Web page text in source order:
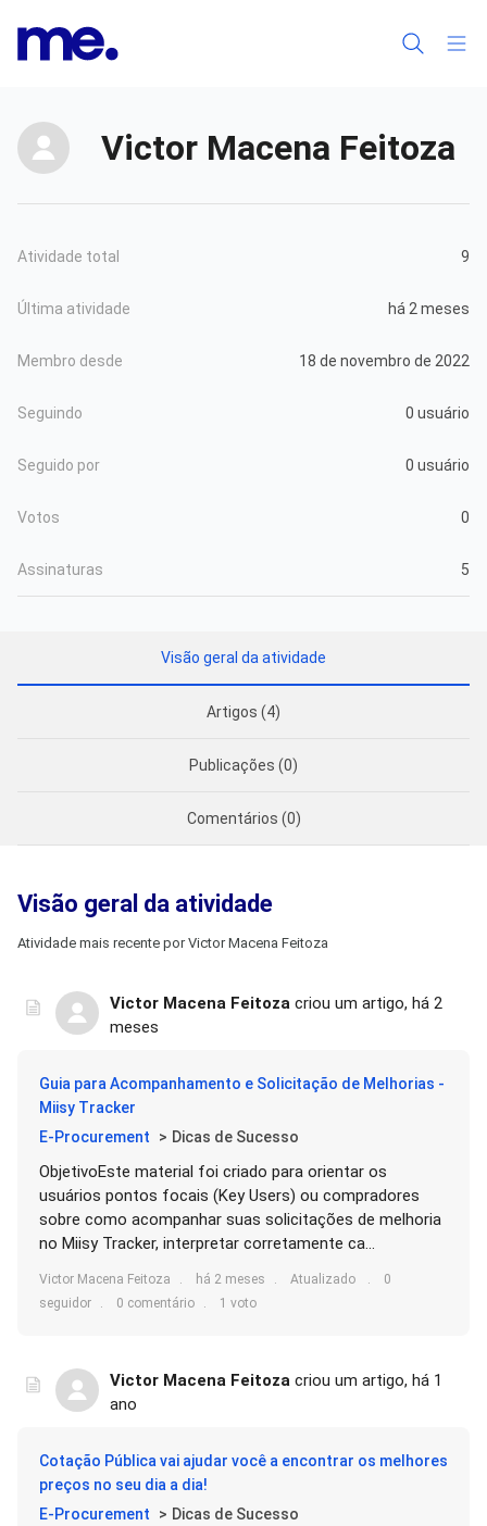
Victor Macena Feitoza
Atividade total 9
Última atividade há 2 meses
Membro desde 18 de novembro de 2022
Seguindo 0 usuário
Seguido por 0 usuário
Votos 0
Assinaturas 5
Visão geral da atividade
Artigos (4)
Publicações (0)
Comentários (0)
Visão geral da atividade
Atividade mais recente por Victor Macena Feitoza
Victor Macena Feitoza criou um artigo, há 2
meses
Guia para Acompanhamento e Solicitação de Melhorias -
Miisy Tracker
E-Procurement
Dicas de Sucesso
ObjetivoEste material foi criado para orientar os
usuários pontos focais (Key Users) ou compradores
sobre como acompanhar suas solicitações de melhoria
no Miisy Tracker, interpretar corretamente ca...
Victor Macena Feitoza há 2 meses Atualizado
0
seguidor
0 comentário 1 voto
Victor Macena Feitoza criou um artigo, há 1
ano
Cotação Pública vai ajudar você a encontrar os melhores
preços no seu dia a dia!
E-Procurement
Dicas de Sucesso